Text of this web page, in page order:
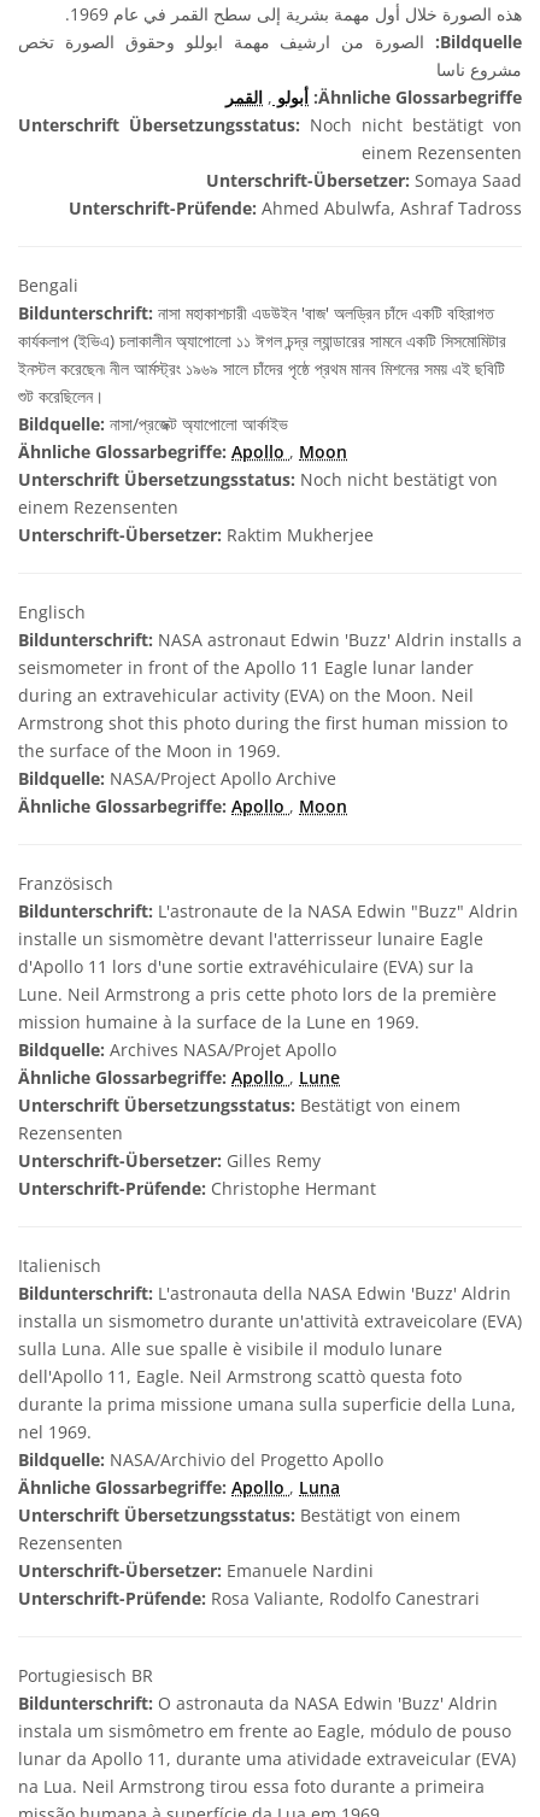
هذه الصورة خلال أول مهمة بشرية إلى سطح القمر في عام 1969.
Bildquelle:
الصورة من ارشيف مهمة ابوللو وحقوق الصورة تخص
مشروع ناسا
Ähnliche Glossarbegriffe: أبولو , القمر
Unterschrift Übersetzungsstatus: Noch nicht bestätigt von
einem Rezensenten
Unterschrift-Übersetzer: Somaya Saad
Unterschrift-Prüfende: Ahmed Abulwfa, Ashraf Tadross
Bengali
Bildunterschrift: নাসা মহাকাশচারী এডউইন 'বাজ' অলড্রিন চাঁদে একটি বহিরাগত
কার্যকলাপ (ইভিএ) চলাকালীন অ্যাপোলো ১১ ঈগল চন্দ্র ল্যান্ডারের সামনে একটি সিসমোমিটার
ইনস্টল করেছেন৷ নীল আর্মস্ট্রং ১৯৬৯ সালে চাঁদের পৃষ্ঠে প্রথম মানব মিশনের সময় এই ছবিটি
শুট করেছিলেন।
Bildquelle: নাসা/প্রজেক্ট অ্যাপোলো আর্কাইভ
Ähnliche Glossarbegriffe: Apollo , Moon
Unterschrift Übersetzungsstatus: Noch nicht bestätigt von
einem Rezensenten
Unterschrift-Übersetzer: Raktim Mukherjee
Englisch
Bildunterschrift: NASA astronaut Edwin 'Buzz' Aldrin installs a
seismometer in front of the Apollo 11 Eagle lunar lander
during an extravehicular activity (EVA) on the Moon. Neil
Armstrong shot this photo during the first human mission to
the surface of the Moon in 1969.
Bildquelle: NASA/Project Apollo Archive
Ähnliche Glossarbegriffe: Apollo , Moon
Französisch
Bildunterschrift: L'astronaute de la NASA Edwin "Buzz" Aldrin
installe un sismomètre devant l'atterrisseur lunaire Eagle
d'Apollo 11 lors d'une sortie extravéhiculaire (EVA) sur la
Lune. Neil Armstrong a pris cette photo lors de la première
mission humaine à la surface de la Lune en 1969.
Bildquelle: Archives NASA/Projet Apollo
Ähnliche Glossarbegriffe: Apollo , Lune
Unterschrift Übersetzungsstatus: Bestätigt von einem
Rezensenten
Unterschrift-Übersetzer: Gilles Remy
Unterschrift-Prüfende: Christophe Hermant
Italienisch
Bildunterschrift: L'astronauta della NASA Edwin 'Buzz' Aldrin
installa un sismometro durante un'attività extraveicolare (EVA)
sulla Luna. Alle sue spalle è visibile il modulo lunare
dell'Apollo 11, Eagle. Neil Armstrong scattò questa foto
durante la prima missione umana sulla superficie della Luna,
nel 1969.
Bildquelle: NASA/Archivio del Progetto Apollo
Ähnliche Glossarbegriffe: Apollo , Luna
Unterschrift Übersetzungsstatus: Bestätigt von einem
Rezensenten
Unterschrift-Übersetzer: Emanuele Nardini
Unterschrift-Prüfende: Rosa Valiante, Rodolfo Canestrari
Portugiesisch BR
Bildunterschrift: O astronauta da NASA Edwin 'Buzz' Aldrin
instala um sismômetro em frente ao Eagle, módulo de pouso
lunar da Apollo 11, durante uma atividade extraveicular (EVA)
na Lua. Neil Armstrong tirou essa foto durante a primeira